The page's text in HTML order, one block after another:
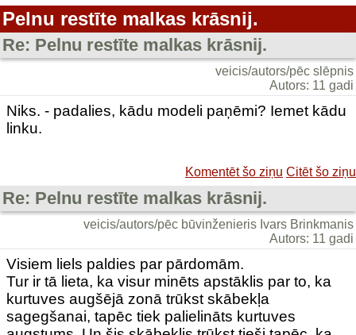
Pelnu restīte malkas krāsnij.
Re: Pelnu restīte malkas krāsnij.
veicis/autors/pēc slēpnis
Autors: 11 gadi
Niks. - padalies, kādu modeli paņēmi? Iemet kādu
linku.
Komentēt šo ziņu Citēt šo ziņu
Re: Pelnu restīte malkas krāsnij.
veicis/autors/pēc būvinženieris Ivars Brinkmanis
Autors: 11 gadi
Visiem liels paldies par pārdomām.
Tur ir tā lieta, ka visur minēts apstāklis par to, ka
kurtuves augšējā zonā trūkst skābekļa
sagegšanai, tapēc tiek palielināts kurtuves